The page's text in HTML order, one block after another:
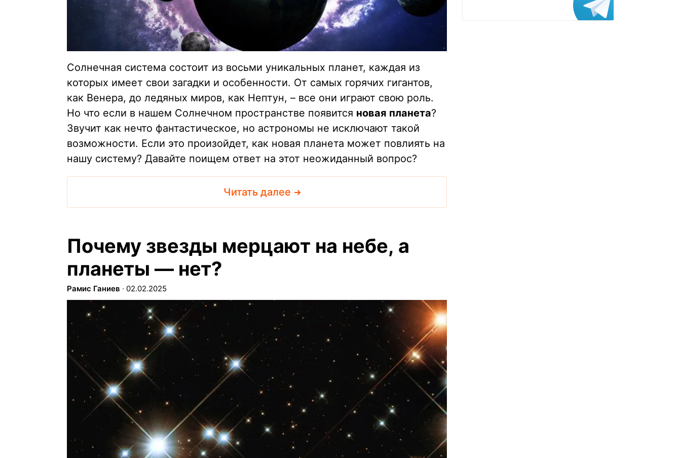
Солнечная система состоит из восьми уникальных планет, каждая из
которых имеет свои загадки и особенности. От самых горячих гигантов,
как Венера, до ледяных миров, как Нептун, – все они играют свою роль.
Но что если в нашем Солнечном пространстве появится новая планета?
Звучит как нечто фантастическое, но астрономы не исключают такой
возможности. Если это произойдет, как новая планета может повлиять на
нашу систему? Давайте поищем ответ на этот неожиданный вопрос?
Читать далее
Почему звезды мерцают на небе, а
планеты — нет?
Рамис Ганиев ∙ 02.02.2025